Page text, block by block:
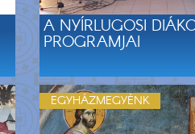
A NYÍRLUGOSI
PROGRAMJAI
EGYHÁZMEGYÉNK